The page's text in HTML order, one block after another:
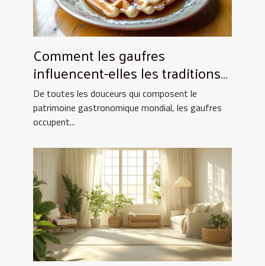
Comment les gaufres
influencent-elles les traditions
culinaires ?
De toutes les douceurs qui composent le
patrimoine gastronomique mondial, les gaufres
occupent...